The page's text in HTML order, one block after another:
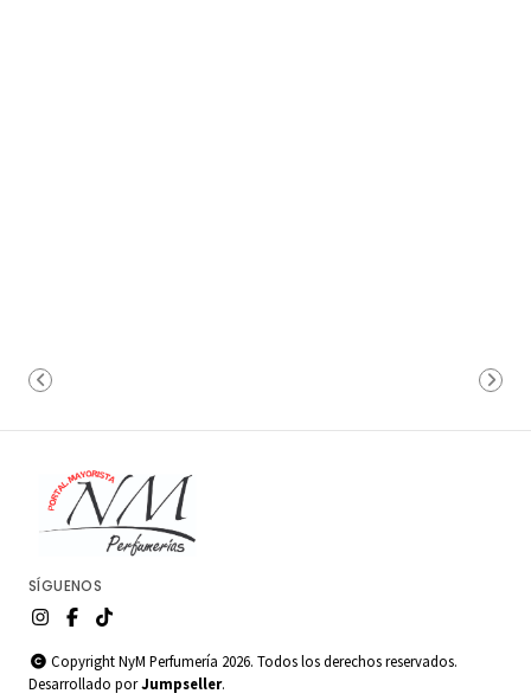
SÍGUENOS
Copyright NyM Perfumería 2026. Todos los derechos reservados.
Desarrollado porJumpseller.